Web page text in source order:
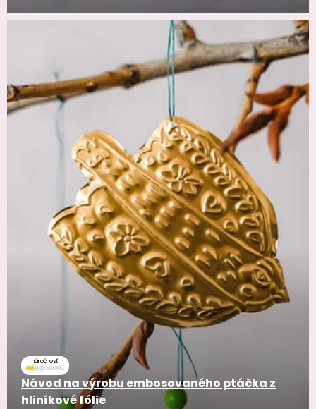
náročnosť
Návod na výrobu embosovaného ptáčka z
hliníkové fólie